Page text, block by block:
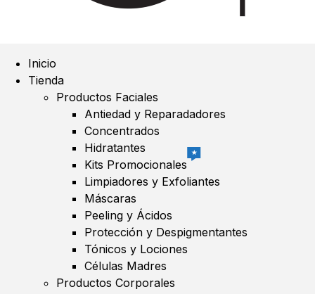
Inicio
Tienda
Productos Faciales
Antiedad y Reparadadores
Concentrados
Hidratantes
Kits Promocionales
★
Limpiadores y Exfoliantes
Máscaras
Peeling y Ácidos
Protección y Despigmentantes
Tónicos y Lociones
Células Madres
Productos Corporales